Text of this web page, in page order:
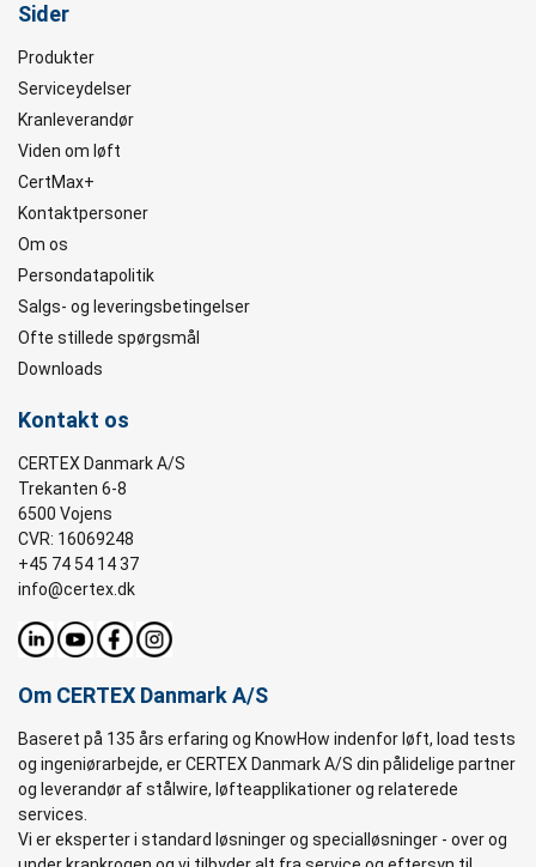
Sider
Produkter
Serviceydelser
Kranleverandør
Viden om løft
CertMax+
Kontaktpersoner
Om os
Persondatapolitik
Salgs- og leveringsbetingelser
Ofte stillede spørgsmål
Downloads
Kontakt os
CERTEX Danmark A/S
Trekanten 6-8
6500 Vojens
CVR: 16069248
+45 74 54 14 37
info@certex.dk
Om CERTEX Danmark A/S
Baseret på 135 års erfaring og KnowHow indenfor løft, load tests
og ingeniørarbejde, er CERTEX Danmark A/S din pålidelige partner
og leverandør af stålwire, løfteapplikationer og relaterede
services.
Vi er eksperter i standard løsninger og specialløsninger - over og